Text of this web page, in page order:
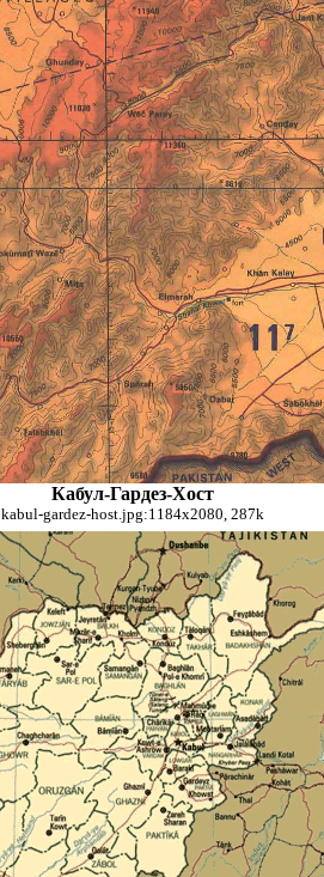
Кабул-Гардез-Хост
kabul-gardez-host.jpg:1184x2080, 287k